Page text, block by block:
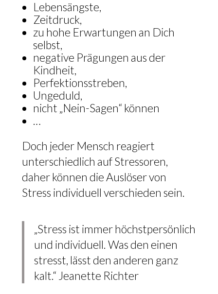
Lebensängste,
Zeitdruck,
zu hohe Erwartungen an Dich
selbst,
negative Prägungen aus der
Kindheit,
Perfektionsstreben,
Ungeduld,
nicht „Nein-Sagen“ können
…
Doch jeder Mensch reagiert
unterschiedlich auf Stressoren,
daher können die Auslöser von
Stress individuell verschieden sein.
„Stress ist immer höchstpersönlich
und individuell. Was den einen
stresst, lässt den anderen ganz
kalt.“ Jeanette Richter